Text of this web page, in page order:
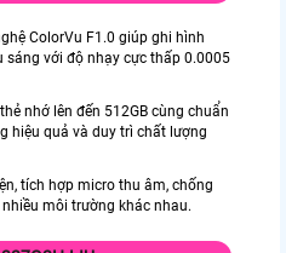
ColorVu F1.0 giúp ghi hình
sáng với độ nhạy cực thấp 0.0005
nhớ lên đến 512GB cùng chuẩn
hiệu quả và duy trì chất lượng
tích hợp micro thu âm, chống
môi trường khác nhau.